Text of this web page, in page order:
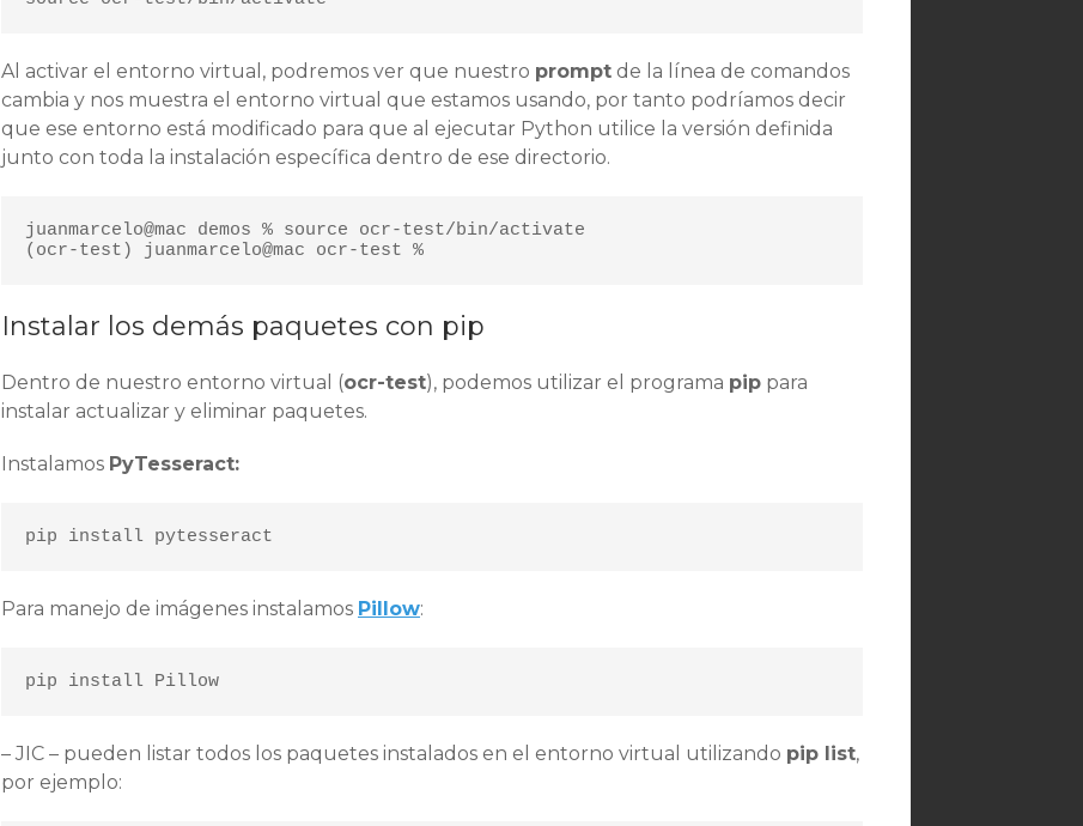
Al activar el entorno virtual, podremos ver que nuestro prompt de la línea de comandos
cambia y nos muestra el entorno virtual que estamos usando, por tanto podríamos decir
que ese entorno está modificado para que al ejecutar Python utilice la versión definida
junto con toda la instalación específica dentro de ese directorio.
juanmarcelo@mac demos % source ocr-test/bin/activate
(ocr-test) juanmarcelo@mac ocr-test %
Instalar los demás paquetes con pip
Dentro de nuestro entorno virtual (ocr-test), podemos utilizar el programa pip para
instalar actualizar y eliminar paquetes.
Instalamos PyTesseract:
pip install pytesseract
Para manejo de imágenes instalamos Pillow:
pip install Pillow
– JIC – pueden listar todos los paquetes instalados en el entorno virtual utilizando pip list,
por ejemplo: